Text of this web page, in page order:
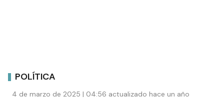
POLÍTICA
4 de marzo de 2025 | 04:56 actualizado hace un año